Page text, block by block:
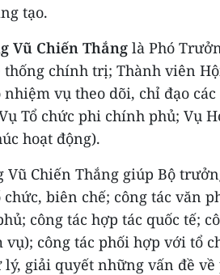
tạo.
Vũ Chiến Thắng là Phó
thống chính trị; Thành viên
vụ theo dõi, chỉ đạo
Tổ chức phi chính phủ; Vụ
hoạt động).
Vũ Chiến Thắng giúp Bộ
chức, biên chế; công tác văn
công tác hợp tác quốc tế;
vụ); công tác phối hợp với tổ
lý, giải quyết những vấn đề